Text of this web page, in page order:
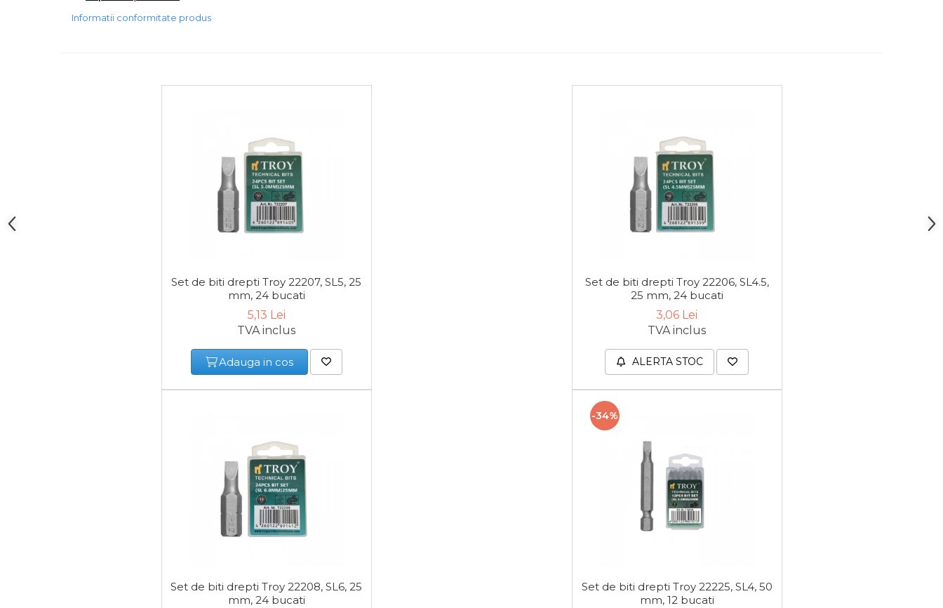
Echipamente Pentru Service-uri
Informatii conformitate produs
Set de biti drepti Troy 22207, SL5, 25
mm, 24 bucati
5,13 Lei
TVA inclus
Adauga in cos
Set de biti drepti Troy 22208, SL6, 25
mm, 24 bucati
Set de biti drepti Troy 22206, SL4.5,
25 mm, 24 bucati
3,06 Lei
TVA inclus
ALERTA STOC
-34%
Set de biti drepti Troy 22225, SL4, 50
mm, 12 bucati